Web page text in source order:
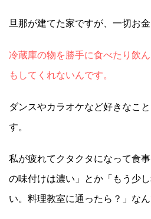
旦那が建てた家ですが、一切お金
冷蔵庫の物を勝手に食べたり飲
もしてくれないんです。
ダンスやカラオケなど好きなこ
す。
私が疲れてクタクタになって食
の味付けは濃い」とか「もう少
い。料理教室に通ったら？」なん